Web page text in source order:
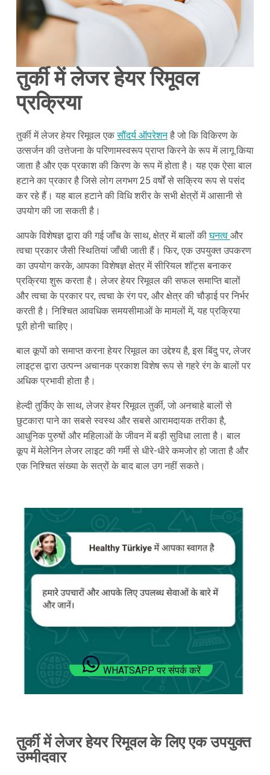
तुर्की में लेजर हेयर रिमूवल
प्रक्रिया
तुर्की में लेजर हेयर रिमूवल एकसौंदर्य ऑपरेशनहै जो कि विकिरण के
उत्सर्जन की उत्तेजना के परिणामस्वरूप प्राप्त किरने के रूप में लागू किया
जाता है और एक प्रकाश की किरण के रूप में होता है। यह एक ऐसा बाल
हटाने का प्रकार है जिसे लोग लगभग 25 वर्षों से सक्रिय रूप से पसंद
कर रहे हैं। यह बाल हटाने की विधि शरीर के सभी क्षेत्रों में आसानी से
उपयोग की जा सकती है।
आपके विशेषज्ञ द्वारा की गई जाँच के साथ, क्षेत्र में बालों कीघनत्व और
त्वचा प्रकार जैसी स्थितियां जाँची जाती हैं। फिर, एक उपयुक्त उपकरण
का उपयोग करके, आपका विशेषज्ञ क्षेत्र में सीरियल शॉट्स बनाकर
प्रक्रिया शुरू करता है। लेजर हेयर रिमूवल की सफल समाप्ति बालों
और त्वचा के प्रकार पर, त्वचा के रंग पर, और क्षेत्र की चौड़ाई पर निर्भर
करती है। निश्चित आवधिक समयसीमाओं के मामलों में, यह प्रक्रिया
पूरी होनी चाहिए।
बाल कूपों को समाप्त करना हेयर रिमूवल का उद्देश्य है, इस बिंदु पर, लेजर
लाइट्स द्वारा उत्पन्न अचानक प्रकाश विशेष रूप से गहरे रंग के बालों पर
अधिक प्रभावी होता है।
हेल्दी तुर्किए के साथ, लेजर हेयर रिमूवल तुर्की, जो अनचाहे बालों से
छुटकारा पाने का सबसे स्वस्थ और सबसे आरामदायक तरीका है,
आधुनिक पुरुषों और महिलाओं के जीवन में बड़ी सुविधा लाता है। बाल
कूप में मेलेनिन लेजर लाइट की गर्मी से धीरे-धीरे कमजोर हो जाता है और
एक निश्चित संख्या के सत्रों के बाद बाल उग नहीं सकते।
WHATSAPP पर संपर्क करें
तुर्की में लेजर हेयर रिमूवल के लिए एक उपयुक्त
उम्मीदवार